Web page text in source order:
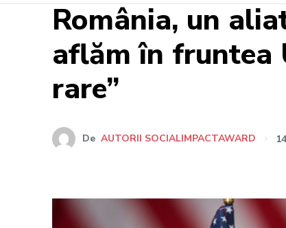
România, un
aflăm în fruntea
rare”
De AUTORII SOCIALIMPACTAWARD